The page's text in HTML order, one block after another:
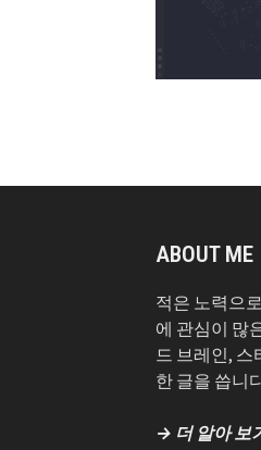
ABOUT ME
적은 노력으
에 관심이 많
드 브레인, 스
한 글을 씁니
→ 더 알아 보